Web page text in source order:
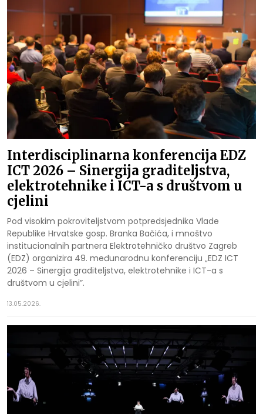
Interdisciplinarna konferencija EDZ
ICT 2026 – Sinergija graditeljstva,
elektrotehnike i ICT-a s društvom u
cjelini
Pod visokim pokroviteljstvom potpredsjednika Vlade
Republike Hrvatske gosp. Branka Bačića, i mnoštvo
institucionalnih partnera Elektrotehničko društvo Zagreb
(EDZ) organizira 49. međunarodnu konferenciju „EDZ ICT
2026 – Sinergija graditeljstva, elektrotehnike i ICT-a s
društvom u cjelini”.
13.05.2026.